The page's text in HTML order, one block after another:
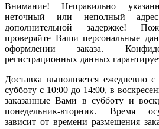
Внимание! Неправильно
неточный или неполный
дополнительной задержке!
проверяйте Ваши персональные
оформлении заказа.
регистрационных данных
Доставка выполняется ежедневно
субботу с 10:00 до 14:00, в
заказанные Вами в субботу и
понедельник-вторник. Время
зависит от времени размещения